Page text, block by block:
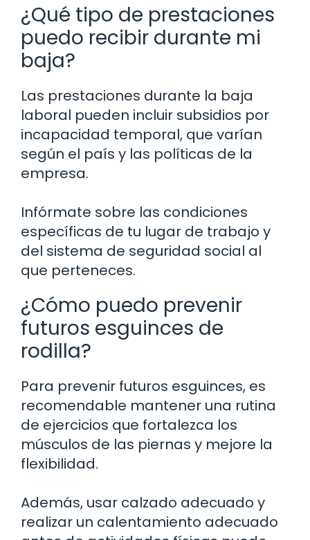
¿Qué tipo de prestaciones
puedo recibir durante mi
baja?
Las prestaciones durante la baja
laboral pueden incluir subsidios por
incapacidad temporal, que varían
según el país y las políticas de la
empresa.
Infórmate sobre las condiciones
específicas de tu lugar de trabajo y
del sistema de seguridad social al
que perteneces.
¿Cómo puedo prevenir
futuros esguinces de
rodilla?
Para prevenir futuros esguinces, es
recomendable mantener una rutina
de ejercicios que fortalezca los
músculos de las piernas y mejore la
flexibilidad.
Además, usar calzado adecuado y
realizar un calentamiento adecuado